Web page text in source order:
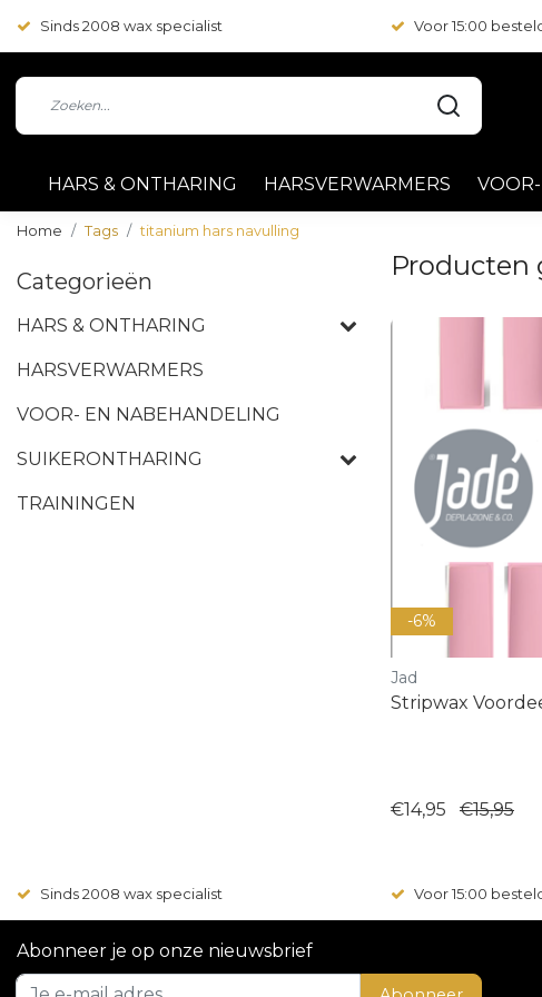
Sinds 2008 wax specialist Voor 15:00
HARS & ONTHARING HARSVERWARMERS
Home Tags titanium hars navulling
Categorieën
HARS & ONTHARING
HARSVERWARMERS
VOOR- EN NABEHANDELING
SUIKERONTHARING
TRAININGEN
-6%
Jad
Stripwax
€14,95 €15,95
Sinds 2008 wax specialist Voor 15:00
Abonneer je op onze nieuwsbrief